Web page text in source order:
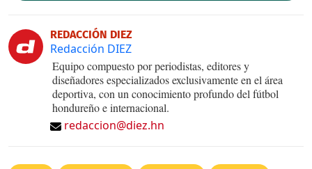
REDACCIÓN DIEZ
Redacción DIEZ
Equipo compuesto por periodistas, editores y
diseñadores especializados exclusivamente en el área
deportiva, con un conocimiento profundo del fútbol
hondureño e internacional.
redaccion@diez.hn